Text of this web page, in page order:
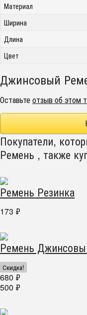
Материал
Ширина
Длина
Цвет
Джинсовый
Оставьтеотзыв об этом
Покупатели,
Ремень , также
Ремень Резинка
173 ₽
Ремень
Скидка!
680 ₽
500 ₽